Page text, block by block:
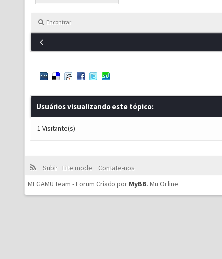
Encontrar
Usuários visualizando este tópico:
1 Visitante(s)
Subir Lite mode
Contate-nos
MEGAMU Team - Forum Criado por MyBB. Mu Online